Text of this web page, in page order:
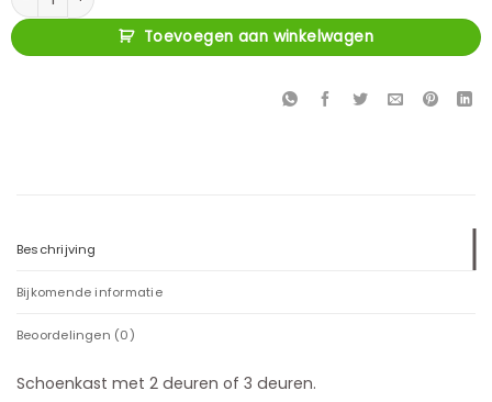
Toevoegen aan winkelwagen
Beschrijving
Bijkomende informatie
Beoordelingen (0)
Schoenkast met 2 deuren of 3 deuren.